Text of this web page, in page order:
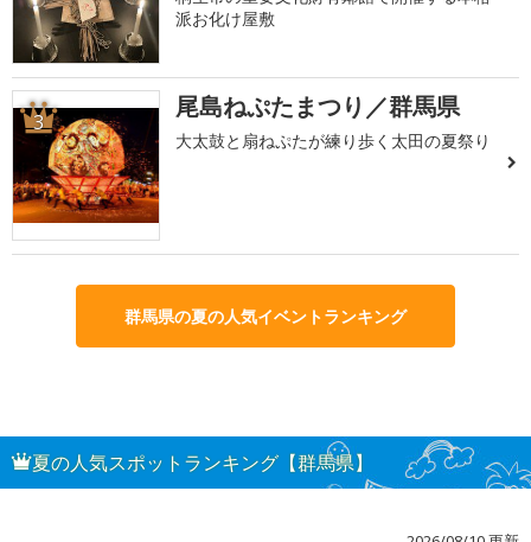
派お化け屋敷
3 尾島ねぷたまつり／群馬県
大太鼓と扇ねぷたが練り歩く太田の夏祭り
群馬県の夏の人気イベントランキング
夏の人気スポットランキング【群馬県】